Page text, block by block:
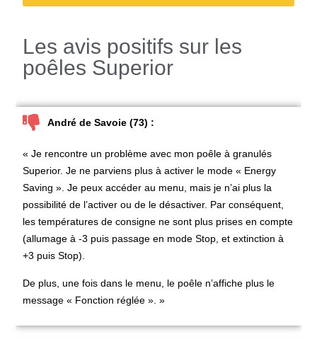
Les avis positifs sur les
poêles Superior
André de Savoie (73) :
« Je rencontre un problème avec mon poêle à granulés
Superior. Je ne parviens plus à activer le mode « Energy
Saving ». Je peux accéder au menu, mais je n’ai plus la
possibilité de l’activer ou de le désactiver. Par conséquent,
les températures de consigne ne sont plus prises en compte
(allumage à -3 puis passage en mode Stop, et extinction à
+3 puis Stop).
De plus, une fois dans le menu, le poêle n’affiche plus le
message « Fonction réglée ». »